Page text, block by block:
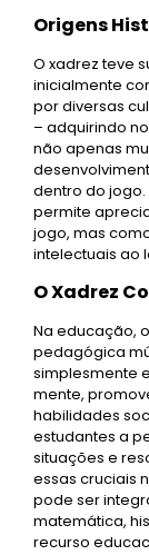
Origens
O xadrez teve
inicialmente
por diversas
– adquirindo
não apenas
dentro do
permite
jogo, mas
intelectuais ao
O Xadrez
Na educação,
pedagógica
simplesmente
mente,
habilidades
estudantes a
situações e
essas cruciais
pode ser
matemática,
recurso